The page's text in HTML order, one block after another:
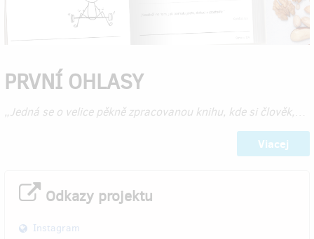
PRVNÍ OHLASY
„Jedná se o velice pěkně zpracovanou knihu, kde si člověk,…
Viacej
Odkazy projektu
Instagram